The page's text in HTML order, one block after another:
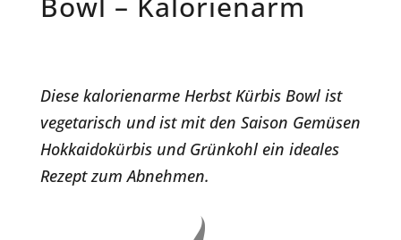
Diese kalorienarme Herbst Kürbis Bowl ist
vegetarisch und ist mit den Saison Gemüsen
Hokkaidokürbis und Grünkohl ein ideales
Rezept zum Abnehmen.